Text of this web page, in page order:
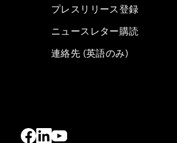
プレスリリース登録
ニュースレター購読
連絡先 (英語のみ)